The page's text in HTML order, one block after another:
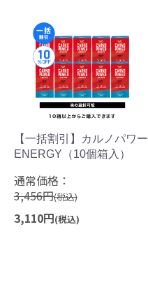
【一括割引】カルノパワー
ENERGY（10個箱入）
通常価格：
3,456円(税込)
3,110円(税込)